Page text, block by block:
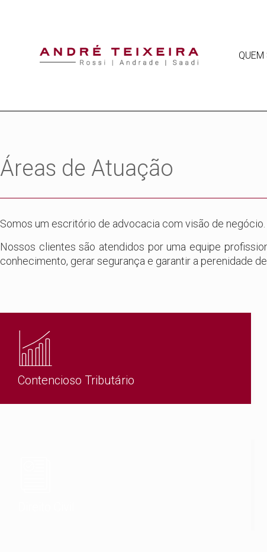
QUEM
Áreas de Atuação
Somos um escritório de advocacia com visão de
Nossos clientes são atendidos por uma equipe
conhecimento, gerar segurança e garantir a perenidade
Contencioso Tributário